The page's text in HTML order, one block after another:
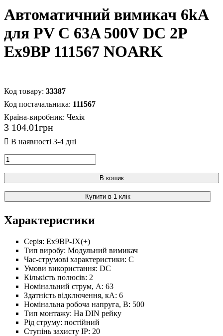
Автоматичний вимикач 6kA
для PV C 63A 500V DC 2P
Ex9BP 111567 NOARK
33387
111567
Країна-виробник: Чехія
3 104.01грн
В кошик
Купити в 1 клік
Характеристики
Серія: Ex9BP-JX(+)
Тип виробу: Модульний вимикач
Час-струмові характеристики: C
Умови використання: DC
Кількість полюсів: 2
Номінальний струм, А: 63
Здатність відключення, кА: 6
Номінальна робоча напруга, В: 500
Тип монтажу: На DIN рейку
Рід струму: постійний
Ступінь захисту IP: 20